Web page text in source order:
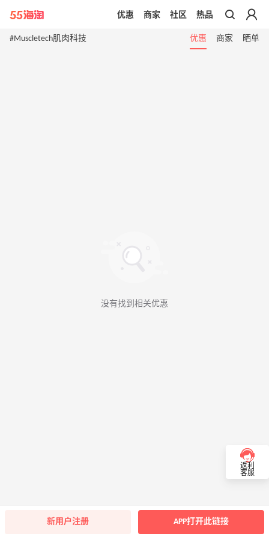
带你去官网买正品
优惠 商家 社区 热品
#Muscletech肌肉科技 优惠 商家 晒单
没有找到相关优惠
返利
客服
新用户注册 APP打开此链接